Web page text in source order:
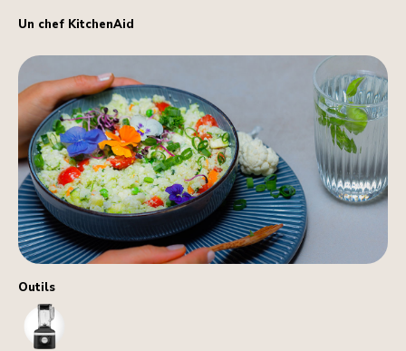
Outils
Blender
Un chef KitchenAid